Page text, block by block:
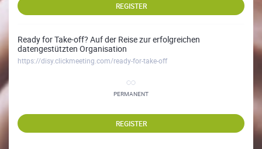
REGISTER
Ready for Take-off? Auf der Reise zur erfolgreichen
datengestützten Organisation
https://disy.clickmeeting.com/ready-for-take-off
PERMANENT
REGISTER